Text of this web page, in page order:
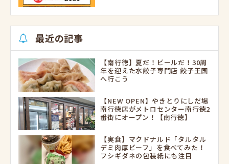
最近の記事
【南行徳】夏だ！ビールだ！30周
年を迎えた水餃子専門店 餃子王国
へ行こう
【NEW OPEN】やきとりにしだ場
南行徳店がメトロセンター南行徳2
番街にオープン！【南行徳】
【実食】マクドナルド「タルタル
デミ肉厚ビーフ」を食べてみた！
フシギダネの包装紙にも注目